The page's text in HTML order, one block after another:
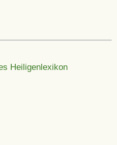
Heiligenlexikon